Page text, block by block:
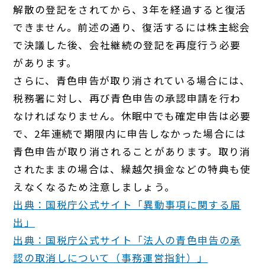
解散の登記をされてから、3年を経過すると復活
できません。前述の通り、復活するには株主総会
で決議した後、会社継続の登記を再度行う必要
があります。
さらに、青色申告が取り消されている場合には、
税務署に対し、再び青色申告の承認申請を行わ
なければなりません。休眠中でも確定申告は必要
で、2年連続で期限内に申告しなかった場合には
青色申告が取り消されることがあります。取り消
されたままの場合は、繰越欠損金などの特典も使
えなくなるため注意しましょう。
出典：国税庁公式サイト「異動事項に関する届
出」
出典：国税庁公式サイト「法人の青色申告の承
認の取消しについて（事務運営指針）」